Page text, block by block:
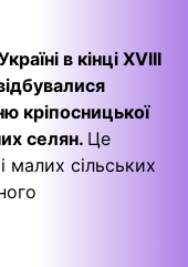
в кінці XVIII
кріпосницької
селян. Це
малих сільських